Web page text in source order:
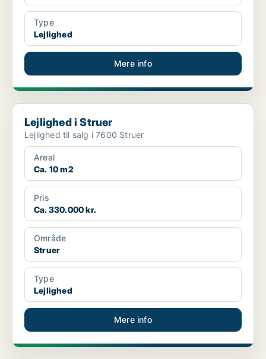
Type
Lejlighed
Mere info
Lejlighed i Struer
Lejlighed i Struer
Lejlighed til salg i 7600 Struer
Areal
Ca. 10 m2
Pris
Ca. 330.000 kr.
Område
Struer
Type
Lejlighed
Mere info